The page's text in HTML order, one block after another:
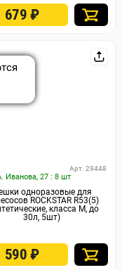
679 ₽
Иванова, 27 : 8 шт
Арт. 29448
одноразовые для
ROCKSTAR R53(5)
класса М, до
30л, 5шт)
590 ₽